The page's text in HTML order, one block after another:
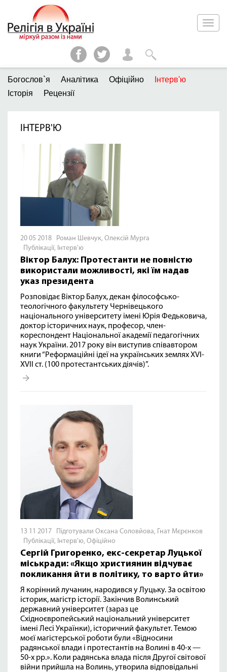
Богослов`я Аналітика Офіційно
Інтерв'ю
Історія
Рецензії
ІНТЕРВ'Ю
20 05 2018 Роман Шевчук, Олексій Мурга
Публікації, Інтерв'ю
Віктор Балух: Протестанти не повністю
використали можливості, які їм надав
указ президента
Розповідає Віктор Балух, декан філософсько-
теологічного факультету Чернівецького
національного університету імені Юрія Федьковича,
доктор історичних наук, професор, член-
кореспондент Національної академії педагогічних
наук України. 2017 року він виступив співавтором
книги “Реформаційні ідеї на українських землях XVI-
XVII ст. (100 протестантських діячів)”.
13 11 2017 Підготували Оксана Соловйова, Гнат Мєрєнков
Публікації, Інтерв'ю, Офіційно
Сергій Григоренко, екс-секретар Луцької
міськради: «Якщо християнин відчуває
покликання йти в політику, то варто йти»
Я корінний лучанин, народився у Луцьку. За освітою
історик, магістр історії. Закінчив Волинський
державний університет (зараз це
Східноєвропейський національний університет
імені Лесі Українки), історичний факультет. Темою
моєї магістерської роботи були «Відносини
радянської влади і протестантів на Волині в 40-х —
50-х рр.». Коли радянська влада після Другої світової
війни прийшла на Волинь, утворила відповідальні